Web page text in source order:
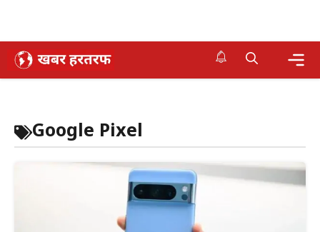
Skip
Google Pixel